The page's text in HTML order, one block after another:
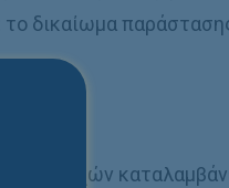
το δικαίωμα
μετοχών